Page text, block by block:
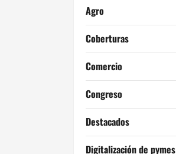
Agro
Coberturas
Comercio
Congreso
Destacados
Digitalización de pymes